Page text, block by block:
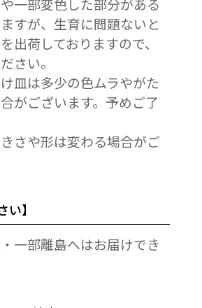
すが、生育に問題ないと
出荷しておりますので、
さい。
皿は多少の色ムラやがた
がございます。予めご了
さや形は変わる場合がご
い】
一部離島へはお届けでき